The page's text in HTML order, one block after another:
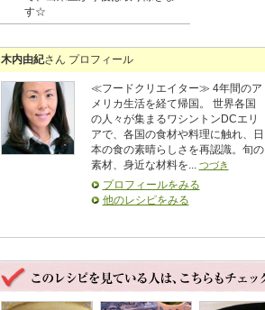
す☆
木内由紀さん プロフィール
≪フードクリエイター≫ 4年間のア
メリカ生活を経て​​帰国​。 世界各国
の人々が集まるワシントンDCエリ
アで、各国の食材​や料理​に触れ、日
本の食の素晴らしさを再認識。​ 旬の
素材、身近な​材料​を​... つづき
プロフィールをみる
他のレシピをみる